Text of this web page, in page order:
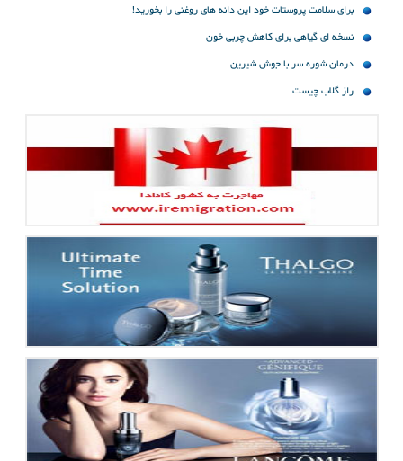
برای سلامت پروستات خود این دانه های روغنی را بخورید!
نسخه ای گیاهی برای کاهش چربی خون
درمان شوره سر با جوش شیرین
راز گلاب چیست